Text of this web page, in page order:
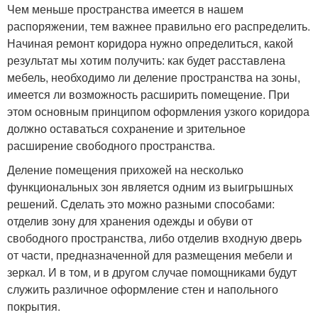
Чем меньше пространства имеется в нашем
распоряжении, тем важнее правильно его распределить.
Начиная ремонт коридора нужно определиться, какой
результат мы хотим получить: как будет расставлена
мебель, необходимо ли деление пространства на зоны,
имеется ли возможность расширить помещение. При
этом основным принципом оформления узкого коридора
должно оставаться сохранение и зрительное
расширение свободного пространства.
Деление помещения прихожей на несколько
функциональных зон является одним из выигрышных
решений. Сделать это можно разными способами:
отделив зону для хранения одежды и обуви от
свободного пространства, либо отделив входную дверь
от части, предназначенной для размещения мебели и
зеркал. И в том, и в другом случае помощниками будут
служить различное оформление стен и напольного
покрытия.